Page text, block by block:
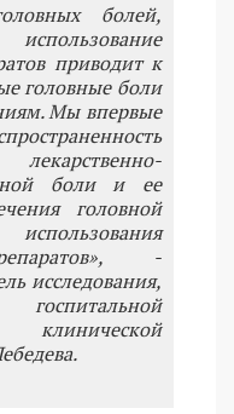
болей,
приводит к
головные боли
Мы впервые
боли и ее
головной
-
исследования,
клинической